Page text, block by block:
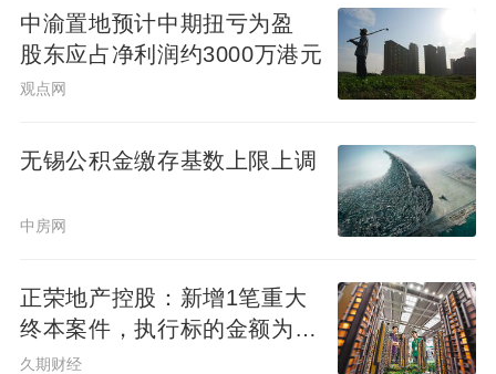
中渝置地预计中期扭亏为盈
股东应占净利润约3000万港元
观点网
无锡公积金缴存基数上限上调
中房网
正荣地产控股：新增1笔重大
终本案件，执行标的金额为
4.73亿元
久期财经